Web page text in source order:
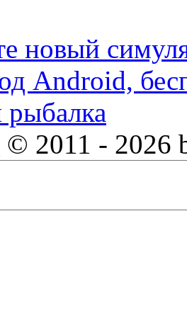
© 2011 - 2026